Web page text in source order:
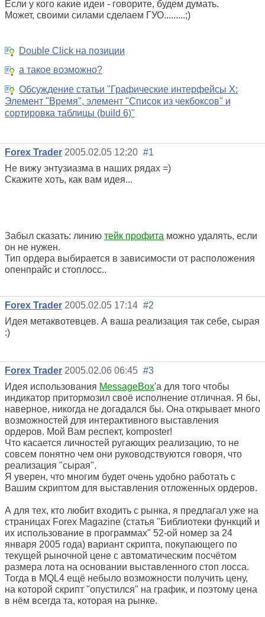
Если у кого какие идеи - говорите, будем думать.
Может, своими силами сделаем ГУО.........;)
Double Click на позиции
а такое возможно?
Обсуждение статьи "Графические интерфейсы X:
Элемент "Время", элемент "Список из чекбоксов" и
сортировка таблицы (build 6)"
Forex Trader 2005.02.05 12:20 #1
Не вижу энтузиазма в наших рядах =)
Скажите хоть, как вам идея...
Забыл сказать: линию тейк профита можно удалять, если
он не нужен.
Тип ордера выбирается в зависимости от расположения
опенпрайс и стоплосс..
Forex Trader 2005.02.05 17:14 #2
Идея метаквотевцев. А ваша реализация так себе, сырая
:)
Forex Trader 2005.02.06 06:45 #3
Идея использования MessageBox'а для того чтобы
индикатор притормозил своё исполнение отличная. Я бы,
наверное, никогда не догадался бы. Она открывает много
возможностей для интерактивного выставления
ордеров. Мой Вам респект, komposter!
Что касается личностей ругающих реализацию, то не
совсем понятно чем они руководствуются говоря, что
реализация "сырая".
Я уверен, что многим будет очень удобно работать с
Вашим скриптом для выставления отложенных ордеров.
А для тех, кто любит входить с рынка, я предлагал уже на
страницах Forex Magazine (статья "Библиотеки функций и
их использование в программах" 52-ой номер за 24
января 2005 года) вариант скрипта, покупающего по
текущей рыночной цене с автоматическим посчётом
размера лота на основании выставленного стоп лосса.
Тогда в MQL4 ещё небыло возможности получить цену,
на которой скрипт "опустился" на график, и поэтому цена
в нём всегда та, которая на рынке.